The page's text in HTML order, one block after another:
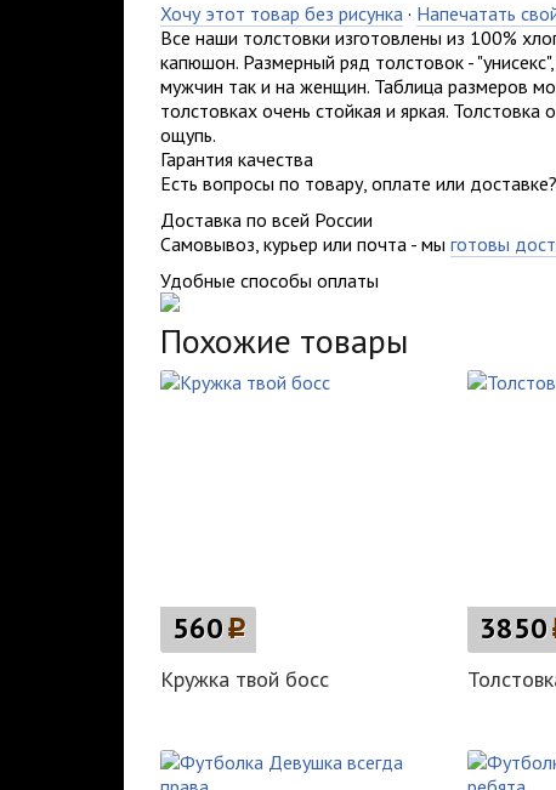
Хочу этот товар без рисунка · Напечатать
Все наши толстовки изготовлены из 100%
капюшон. Размерный ряд толстовок -
мужчин так и на женщин. Таблица размеров
толстовках очень стойкая и яркая.
ощупь.
Гарантия качества
Есть вопросы по товару, оплате или доставке?
Доставка по всей России
Самовывоз, курьер или почта - мы готовы
Удобные способы оплаты
Похожие товары
560p
Кружка твой босс
3850